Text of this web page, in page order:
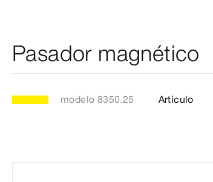
Pasador magnético
modelo 8350.25 Artículo